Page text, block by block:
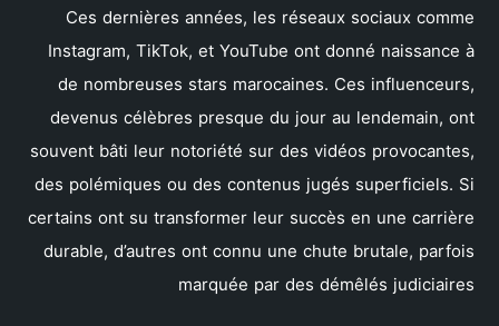
Ces dernières années, les réseaux sociaux comme
Instagram, TikTok, et YouTube ont donné naissance à
de nombreuses stars marocaines. Ces influenceurs,
devenus célèbres presque du jour au lendemain, ont
souvent bâti leur notoriété sur des vidéos provocantes,
des polémiques ou des contenus jugés superficiels. Si
certains ont su transformer leur succès en une carrière
durable, d’autres ont connu une chute brutale, parfois
marquée par des démêlés judiciaires